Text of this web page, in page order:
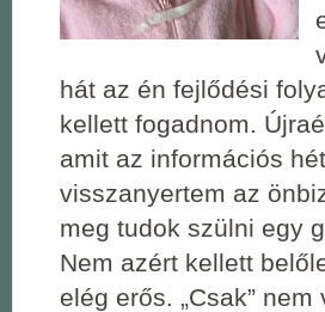
hát az én fejlődési
kellett fogadnom.
amit az információs
visszanyertem az
meg tudok szülni egy
Nem azért kellett
elég erős. „Csak”